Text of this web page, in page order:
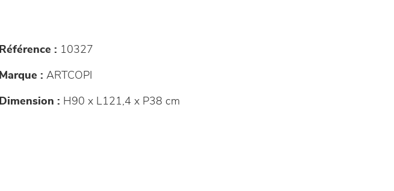
Référence : 10327
Marque : ARTCOPI
Dimension : H90 x L121,4 x P38 cm